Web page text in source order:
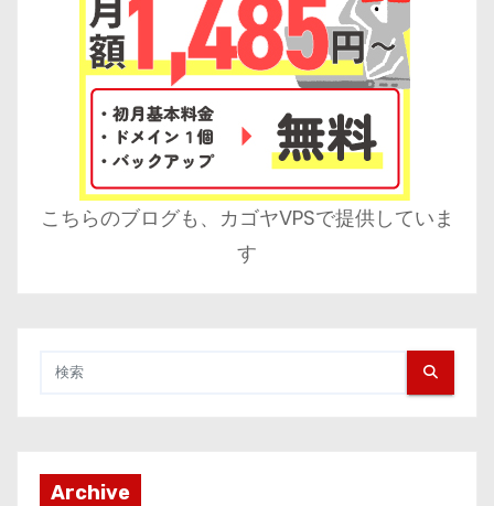
こちらのブログも、カゴヤVPSで提供していま
す
Archive